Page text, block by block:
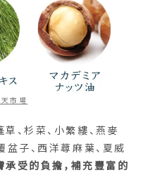
市場
、杉菜、小繁縷、燕麥
盆子、西洋蕁麻葉、夏威
承受的負擔，補充豐富的